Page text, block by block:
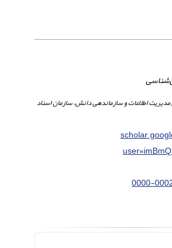
اطلاعات و سازماندهی دانش، سازمان اسناد
0000-